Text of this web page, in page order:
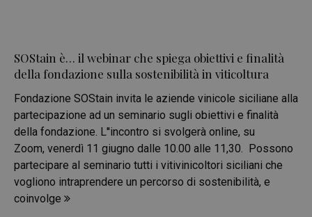
SOStain è… il webinar che spiega obiettivi e finalità
della fondazione sulla sostenibilità in viticoltura
Fondazione SOStain invita le aziende vinicole siciliane alla
partecipazione ad un seminario sugli obiettivi e finalità
della fondazione. L''incontro si svolgerà online, su
Zoom, venerdì 11 giugno dalle 10.00 alle 11,30. Possono
partecipare al seminario tutti i vitivinicoltori siciliani che
vogliono intraprendere un percorso di sostenibilità, e
coinvolge